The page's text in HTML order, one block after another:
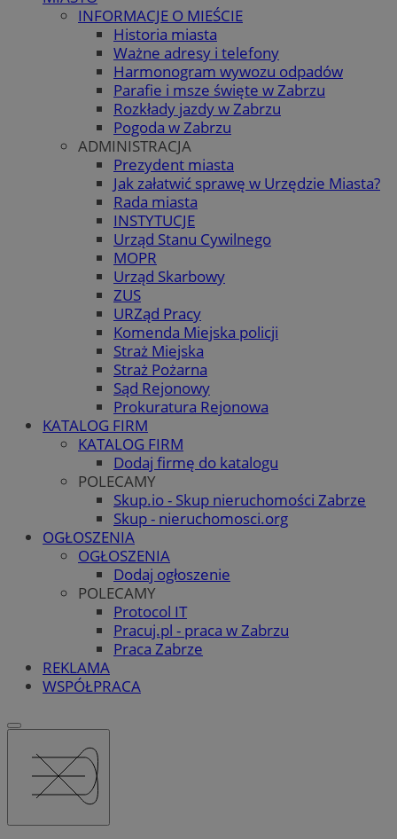
INFORMACJE O MIEŚCIE
Historia miasta
Ważne adresy i telefony
Harmonogram wywozu odpadów
Parafie i msze święte w Zabrzu
Rozkłady jazdy w Zabrzu
Pogoda w Zabrzu
ADMINISTRACJA
Prezydent miasta
Jak załatwić sprawę w Urzędzie Miasta?
Rada miasta
INSTYTUCJE
Urząd Stanu Cywilnego
MOPR
Urząd Skarbowy
ZUS
URZąd Pracy
Komenda Miejska policji
Straż Miejska
Straż Pożarna
Sąd Rejonowy
Prokuratura Rejonowa
KATALOG FIRM
KATALOG FIRM
Dodaj firmę do katalogu
POLECAMY
Skup.io - Skup nieruchomości Zabrze
Skup - nieruchomosci.org
OGŁOSZENIA
OGŁOSZENIA
Dodaj ogłoszenie
POLECAMY
Protocol IT
Pracuj.pl - praca w Zabrzu
Praca Zabrze
REKLAMA
WSPÓŁPRACA